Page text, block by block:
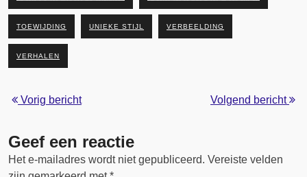
TOEWIJDING UNIEKE STIJL VERBEELDING
VERHALEN
Vorig bericht Volgend bericht
Geef een reactie
Het e-mailadres wordt niet gepubliceerd. Vereiste velden